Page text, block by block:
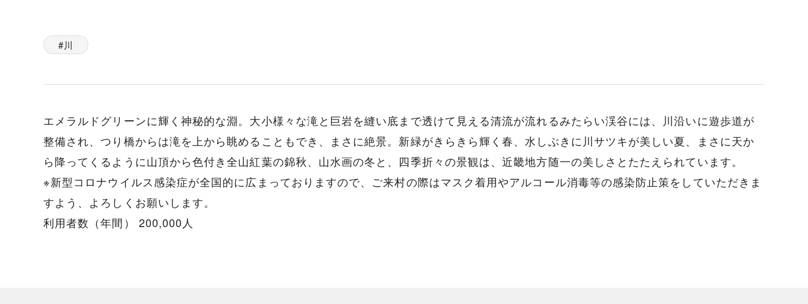
川
エメラルドグリーンに輝く神秘的な淵。大小様々な滝と巨岩を縫い底まで透けて見える清流が流れるみたらい渓谷には、川沿いに遊歩道が
整備され、つり橋からは滝を上から眺めることもでき、まさに絶景。新緑がきらきら輝く春、水しぶきに川サツキが美しい夏、まさに天か
ら降ってくるように山頂から色付き全山紅葉の錦秋、山水画の冬と、四季折々の景観は、近畿地方随一の美しさとたたえられています。
※新型コロナウイルス感染症が全国的に広まっておりますので、ご来村の際はマスク着用やアルコール消毒等の感染防止策をしていただきま
すよう、よろしくお願いします。
利用者数（年間） 200,000人